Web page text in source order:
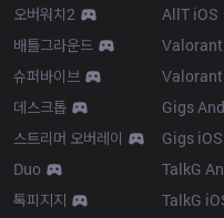
오버워치2
배틀그라운드
슈퍼바이브
데스크톱
스트리머 오버레이
Duo
톡피지지
AllT iOS
Gigs
Gigs iOS
TalkG
TalkG